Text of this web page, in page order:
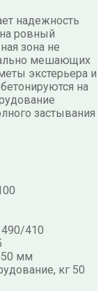
надежность
ровный
зона не
мешающих
экстерьера и
на
застывания
410
мм
кг 50